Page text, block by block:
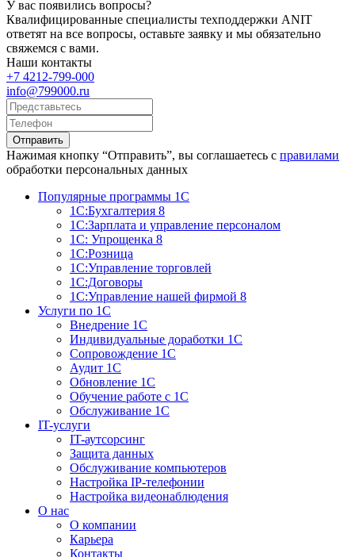
У вас появились вопросы?
Квалифицированные специалисты техподдержки ANIT
ответят на все вопросы, оставьте заявку и мы обязательно
свяжемся с вами.
Наши контакты
+7 4212-799-000
info@799000.ru
Отправить
Нажимая кнопку “Отправить”, вы соглашаетесь с правилами
обработки персональных данных
Популярные программы 1С
1С:Бухгалтерия 8
1С:Зарплата и управление персоналом
1С: Упрощенка 8
1С:Розница
1С:Управление торговлей
1С:Договоры
1С:Управление нашей фирмой 8
Услуги по 1С
Внедрение 1С
Индивидуальные доработки 1С
Сопровождение 1С
Аудит 1С
Обновление 1С
Обучение работе с 1С
Обслуживание 1С
IT-услуги
IT-аутсорсинг
Защита данных
Обслуживание компьютеров
Настройка IP-телефонии
Настройка видеонаблюдения
О нас
О компании
Карьера
Контакты